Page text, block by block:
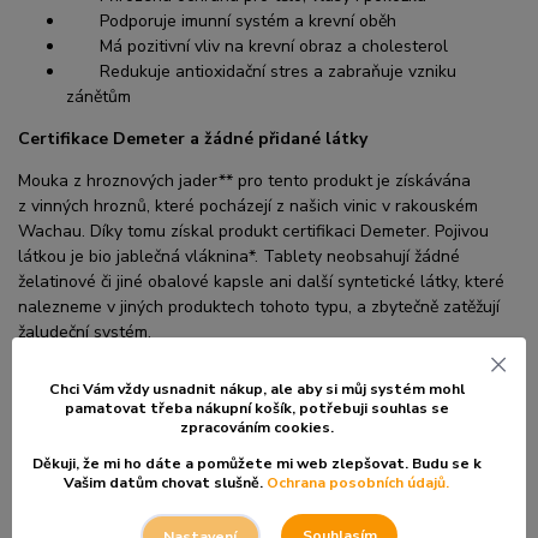
Podporuje imunní systém a krevní oběh
Má pozitivní vliv na krevní obraz a cholesterol
Redukuje antioxidační stres a zabraňuje vzniku
zánětům
Certifikace Demeter a žádné přidané látky
Mouka z hroznových jader** pro tento produkt je získávána
z vinných hroznů, které pocházejí z našich vinic v rakouském
Wachau. Díky tomu získal produkt certifikaci Demeter. Pojivou
látkou je bio jablečná vláknina*. Tablety neobsahují žádné
želatinové či jiné obalové kapsle ani další syntetické látky, které
nalezneme v jiných produktech tohoto typu, a zbytečně zatěžují
žaludeční systém.
zemědělství
Po šetrném lisování vinné révy, ze které se pak vyrábí
několik měsíců pečlivě sušeny. Až přijde správný čas, tak se
Chci Vám vždy usnadnit nákup, ale aby si můj systém mohl
pamatovat třeba nákupní košík, potřebuji souhlas se
zpracováním cookies.
Děkuji, že mi ho dáte a pomůžete mi web zlepšovat. Budu se k
Vašim datům chovat slušně. Ochrana posobních údajů.